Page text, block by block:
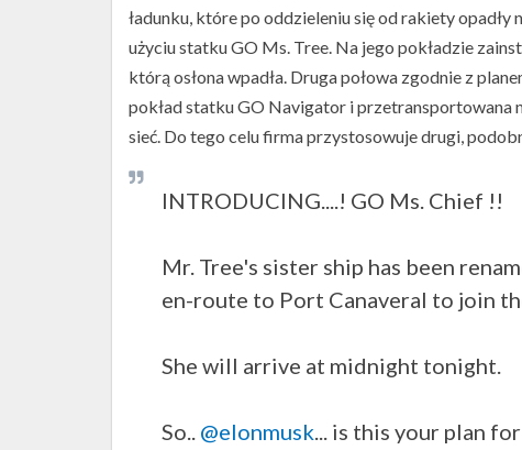
ładunku, które po oddzieleniu się od rakiety opadły
użyciu statku GO Ms. Tree. Na jego pokładzie
którą osłona wpadła. Druga połowa zgodnie z
pokład statku GO Navigator i przetransportowana
sieć. Do tego celu firma przystosowuje drugi,
INTRODUCING....! GO Ms. Chief !!
Mr. Tree's sister ship has been
en-route to Port Canaveral to join
She will arrive at midnight tonight.
So.. @elonmusk... is this your plan